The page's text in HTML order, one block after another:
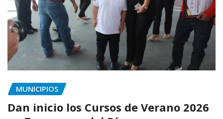
MUNICIPIOS
Dan inicio los Cursos de Verano 2026